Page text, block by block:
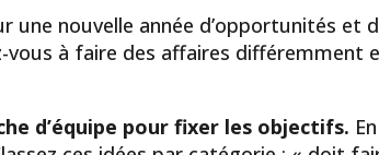
une nouvelle année d’opportunités et
à faire des affaires différemment
d’équipe pour fixer les objectifs.